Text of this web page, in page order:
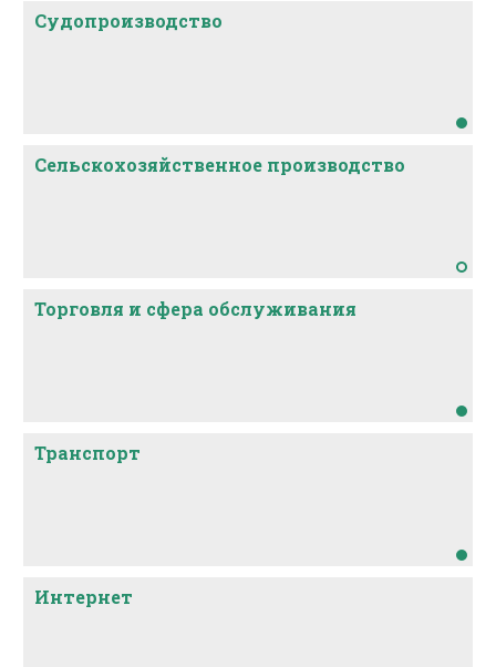
Судопроизводство
Сельскохозяйственное производство
Торговля и сфера обслуживания
Транспорт
Интернет